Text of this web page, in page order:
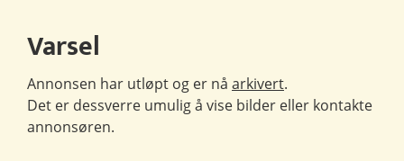
Varsel
Annonsen har utløpt og er nå arkivert.
Det er dessverre umulig å vise bilder eller kontakte
annonsøren.